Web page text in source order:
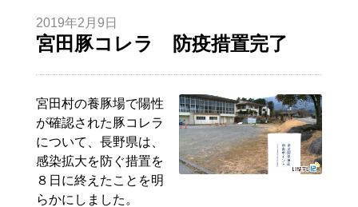
2019年2月9日
宮田豚コレラ 防疫措置完了
宮田村の養豚場で陽性
が確認された豚コレラ
について、長野県は、
感染拡大を防ぐ措置を
８日に終えたことを明
らかにしました。